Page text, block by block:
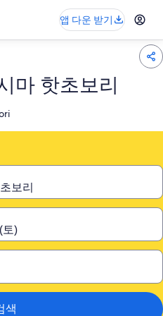
앱 다운 받기
마 핫초보리
색